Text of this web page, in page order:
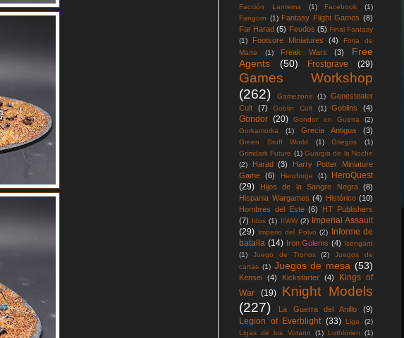
Facción Lanterns (1) Facebook
(1)
Fangorn (1) Fantasy Flight Games (8)
Far Harad (5) Feudos (5) Final Fantasy
(1)
Footsore Miniatures (4)
Forja de
Marte
(1) Freak Wars (3)
Free
Agents
(50) Frostgrave (29)
Games Workshop
(262)
Gamezone (1)
Genestealer
Cult
(7) Goblin Cult (1) Goblins (4)
Gondor (20) Gondor en Guerra
(2)
Gorkamorka
(1) Grecia Antigua (3)
Green Stuff World (1) Griegos
(1)
Grimdark Future (1) Guargia de la Noche
(2)
Harad (3)
Harry Potter Miniature
Game
(6) Heroforge (1)
HeroQuest
(29)
Hijos de la Sangre Negra
(8)
Hispania Wargames (4) Histórico (10)
Hombres del Este (6)
HT Publishers
(7) Idos (1) IIWW (2)
Imperial Assault
(29) Imperio del Polvo (2)
Informe de
batalla (14) Iron Golems (4) Isengard
(1)
Juego de Tronos (2)
Juegos de
cartas (1) Juegos de mesa (53)
Kensei (4) Kickstarter (4)
Kings of
War
(19)
Knight Models
(227)
La Guerra del Anillo (9)
Legion of Everblight (33) Liga
(2)
Ligas de los Votann
(1) Lothlorien (1)